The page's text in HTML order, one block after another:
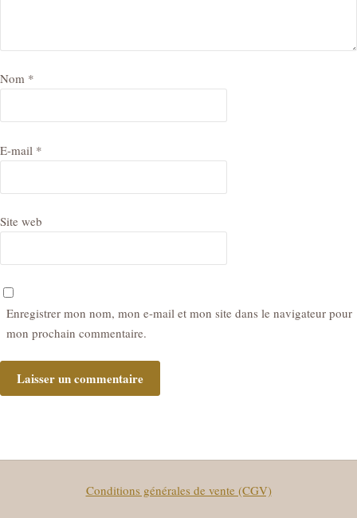
Nom *
E-mail *
Site web
Enregistrer mon nom, mon e-mail et mon site dans le navigateur pour
mon prochain commentaire.
Conditions générales de vente (CGV)